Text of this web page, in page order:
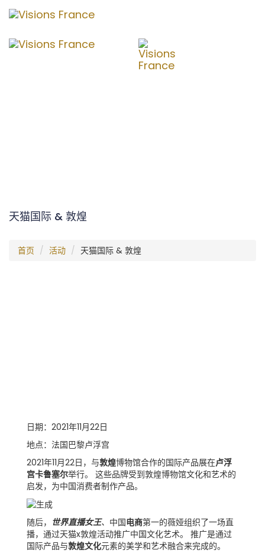
天猫国际 & 敦煌
首页 活动 天猫国际 & 敦煌
日期：2021年11月22日
地点：法国巴黎卢浮宫
2021年11月22日，与敦煌博物馆合作的国际产品展在卢浮
宫卡鲁塞尔举行。 这些品牌受到敦煌博物馆文化和艺术的
启发，为中国消费者制作产品。
随后， 世界直播女王、 中国电商第一的薇娅组织了一场直
播，通过天猫x敦煌活动推广中国文化艺术。 推广是通过
国际产品与敦煌文化元素的美学和艺术融合来完成的。